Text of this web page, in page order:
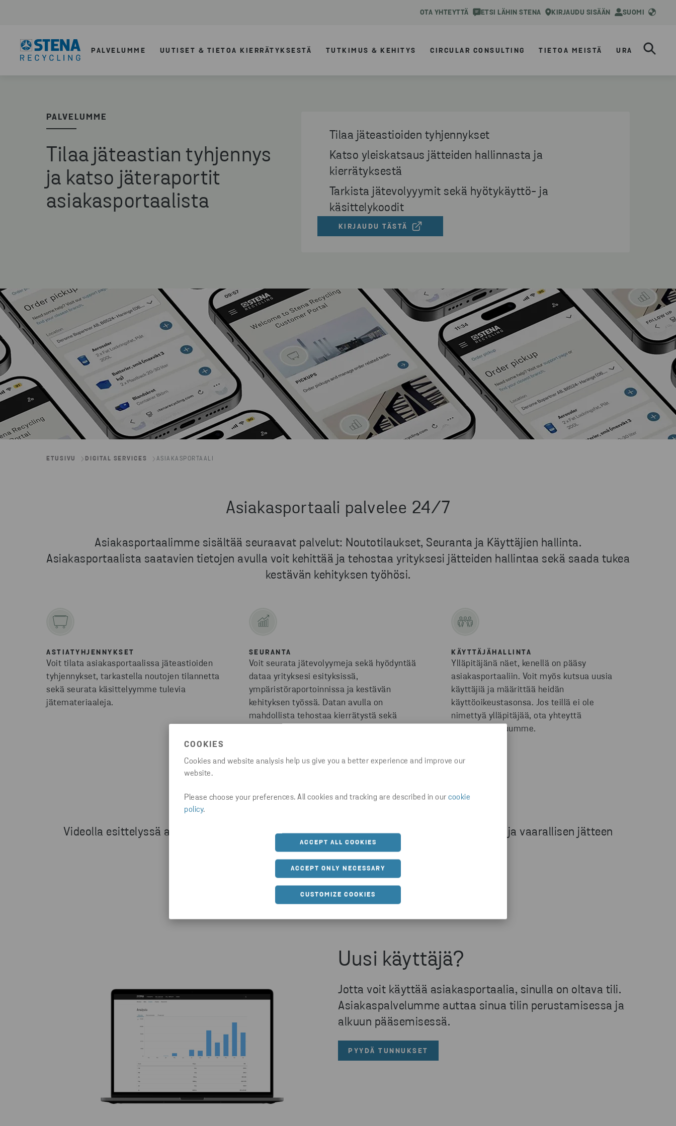
COOKIES
Cookies and website analysis help us give you a better experience and improve our
website.
Please choose your preferences. All cookies and tracking are described in our cookie
policy.
ACCEPT ALL COOKIES
ACCEPT ONLY NECESSARY
CUSTOMIZE COOKIES
OTA YHTEYTTÄ ETSI LÄHIN STENA KIRJAUDU SISÄÄN SUOMI
PALVELUMME UUTISET & TIETOA KIERRÄTYKSESTÄ TUTKIMUS & KEHITYS CIRCULAR CONSULTING TIETOA MEISTÄ URA
PALVELUMME
Tilaa jäteastian tyhjennys
ja katso jäteraportit
asiakasportaalista
Tilaa jäteastioiden tyhjennykset
Katso yleiskatsaus jätteiden hallinnasta ja
kierrätyksestä
Tarkista jätevolyyymit sekä hyötykäyttö- ja
käsittelykoodit
KIRJAUDU TÄSTÄ
ETUSIVU DIGITAL SERVICES ASIAKASPORTAALI
Asiakasportaali palvelee 24/7
Asiakasportaalimme sisältää seuraavat palvelut: Noutotilaukset, Seuranta ja Käyttäjien hallinta.
Asiakasportaalista saatavien tietojen avulla voit kehittää ja tehostaa yrityksesi jätteiden hallintaa sekä saada tukea
kestävän kehityksen työhösi.
ASTIATYHJENNYKSET
Voit tilata asiakasportaalissa jäteastioiden
tyhjennykset, tarkastella noutojen tilannetta
sekä seurata käsittelyymme tulevia
jätemateriaaleja.
SEURANTA
Voit seurata jätevolyymeja sekä hyödyntää
dataa yrityksesi esityksissä,
ympäristöraportoinnissa ja kestävän
kehityksen työssä. Datan avulla on
mahdollista tehostaa kierrätystä sekä
KÄYTTÄJÄHALLINTA
Ylläpitäjänä näet, kenellä on pääsy
asiakasportaaliin. Voit myös kutsua uusia
käyttäjiä ja määrittää heidän
käyttöoikeustasonsa. Jos teillä ei ole
nimettyä ylläpitäjää, ota yhteyttä
asiakaspalveluumme.
Videolla esittelyssä asiakaportaali, josta löydät metallien, sähkö- ja elektroniikkaromun ja vaarallisen jätteen
raportoinnin.
Uusi käyttäjä?
Jotta voit käyttää asiakasportaalia, sinulla on oltava tili.
Asiakaspalvelumme auttaa sinua tilin perustamisessa ja
alkuun pääsemisessä.
PYYDÄ TUNNUKSET